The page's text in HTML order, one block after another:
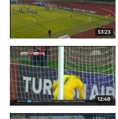
53:23
12:48